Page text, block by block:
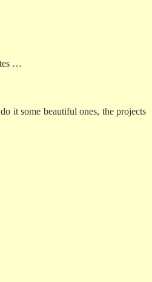
…
it some beautiful ones, the projects